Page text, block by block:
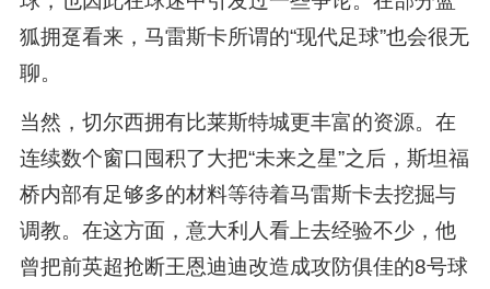
狐拥趸看来，马雷斯卡所谓的“现代足球”也会很无
聊。
当然，切尔西拥有比莱斯特城更丰富的资源。在
连续数个窗口囤积了大把“未来之星”之后，斯坦福
桥内部有足够多的材料等待着马雷斯卡去挖掘与
调教。在这方面，意大利人看上去经验不少，他
曾把前英超抢断王恩迪迪改造成攻防俱佳的8号球